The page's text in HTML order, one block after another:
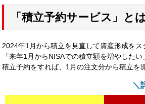
「積立予約サービス」と
2024年1月から積立を見直して資産形成を
「来年1月からNISAでの積立額を増やした
積立予約をすれば、1月の注文分から積立を
＼